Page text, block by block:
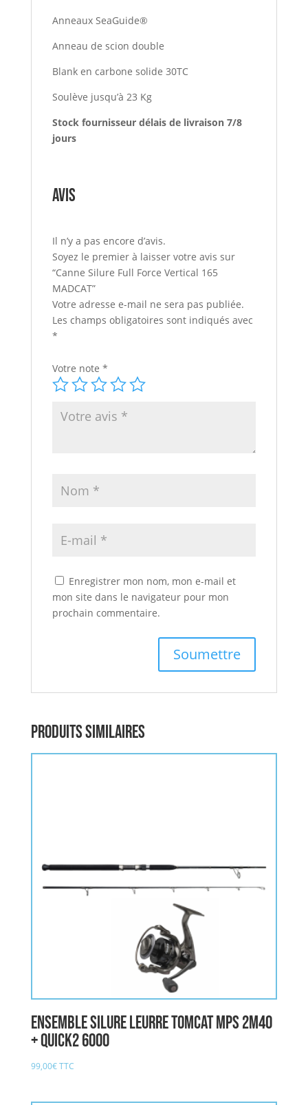
Anneaux SeaGuide®
Anneau de scion double
Blank en carbone solide 30TC
Soulève jusqu’à 23 Kg
Stock fournisseur délais de livraison 7/8
jours
Avis
Il n’y a pas encore d’avis.
Soyez le premier à laisser votre avis sur
“Canne Silure Full Force Vertical 165
MADCAT”
Votre adresse e-mail ne sera pas publiée.
Les champs obligatoires sont indiqués avec
*
Votre note *
Enregistrer mon nom, mon e-mail et
mon site dans le navigateur pour mon
prochain commentaire.
Produits similaires
Ensemble Silure LEURRE TOMCAT MPS 2M40
+ QUICK2 6000
99,00€TTC